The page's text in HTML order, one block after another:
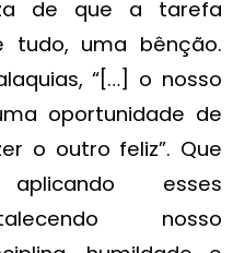
de que a tarefa
tudo, uma bênção.
“[…] o nosso
oportunidade de
o outro feliz”. Que
esses
nosso